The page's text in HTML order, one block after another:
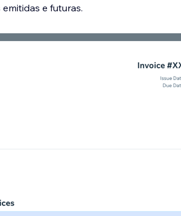
e futuras.